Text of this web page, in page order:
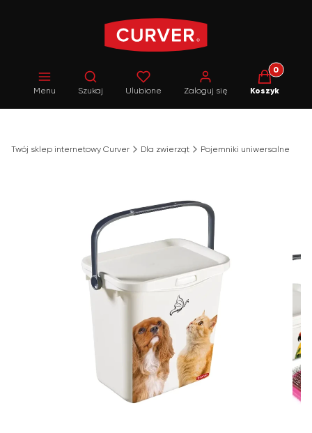
Menu
Otwórz wyszukiwarkę
Szukaj Ulubione Zaloguj się
Produkty
Koszyk
Twój sklep internetowy Curver Dla zwierząt Pojemniki uniwersalne